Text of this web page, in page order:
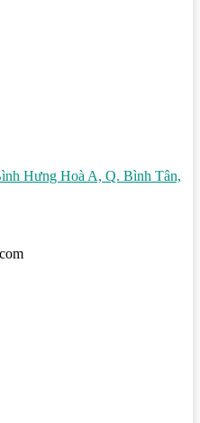
Hưng Hoà A, Q. Bình Tân,